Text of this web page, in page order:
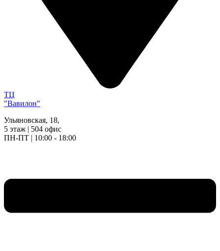
ТЦ
"Вавилон"
Ульяновская, 18,
5 этаж | 504 офис
ПН-ПТ | 10:00 - 18:00